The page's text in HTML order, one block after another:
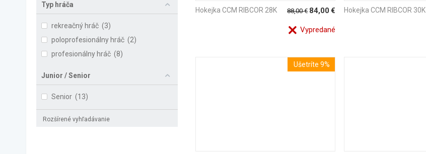
Typ hráča
rekreačný hráč (3)
poloprofesionálny hráč (2)
profesionálny hráč (8)
Junior / Senior
Senior (13)
Rozšírené vyhľadávanie
Hokejka CCM RIBCOR 28K 88,00 € 84,00 €
Vypredané
Hokejka CCM RIBCOR 30K
Ušetríte 9%